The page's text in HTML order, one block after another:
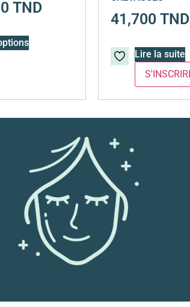
41,700 TND
Lire la suite
TND